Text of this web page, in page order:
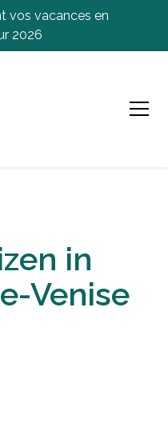
vos vacances en
2026
in
Venise